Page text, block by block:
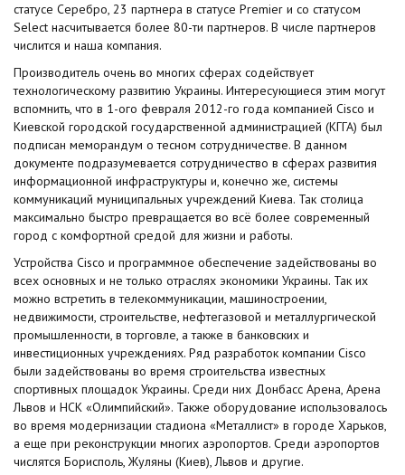
статусе Серебро, 23 партнера в статусе Premier и со статусом
Select насчитывается более 80-ти партнеров. В числе партнеров
числится и наша компания.
Производитель очень во многих сферах содействует
технологическому развитию Украины. Интересующиеся этим могут
вспомнить, что в 1-ого февраля 2012-го года компанией Cisco и
Киевской городской государственной администрацией (КГГА) был
подписан меморандум о тесном сотрудничестве. В данном
документе подразумевается сотрудничество в сферах развития
информационной инфраструктуры и, конечно же, системы
коммуникаций муниципальных учреждений Киева. Так столица
максимально быстро превращается во всё более современный
город с комфортной средой для жизни и работы.
Устройства Cisco и программное обеспечение задействованы во
всех основных и не только отраслях экономики Украины. Так их
можно встретить в телекоммуникации, машиностроении,
недвижимости, строительстве, нефтегазовой и металлургической
промышленности, в торговле, а также в банковских и
инвестиционных учреждениях. Ряд разработок компании Cisco
были задействованы во время строительства известных
спортивных площадок Украины. Среди них Донбасс Арена, Арена
Львов и НСК «Олимпийский». Также оборудование использовалось
во время модернизации стадиона «Металлист» в городе Харьков,
а еще при реконструкции многих аэропортов. Среди аэропортов
числятся Борисполь, Жуляны (Киев), Львов и другие.